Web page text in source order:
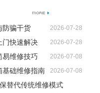
防骗干货 2026-07-28
门快速解决 2026-07-28
易维修技巧 2026-07-08
基础维修指南 2026-07-08
替代传统维修模式